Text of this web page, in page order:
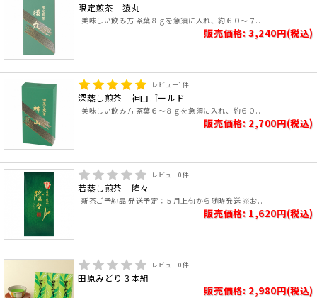
限定煎茶 猿丸
美味しい飲み方 茶葉８ｇを急須に入れ、約６０～７..
販売価格: 3,240円(税込)
レビュー1件
深蒸し煎茶 神山ゴールド
美味しい飲み方 茶葉６～８ｇを急須に入れ、約６０..
販売価格: 2,700円(税込)
レビュー0件
若蒸し煎茶 隆々
新茶ご予約品 発送予定：５月上旬から随時発送 ※お..
販売価格: 1,620円(税込)
レビュー0件
田原みどり３本組
販売価格: 2,980円(税込)